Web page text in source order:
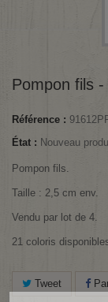
Pompon fils -
Référence :
État : Nouveau
Pompon fils.
Taille : 2,5 cm env.
Vendu par lot de 4.
21 coloris
Tweet